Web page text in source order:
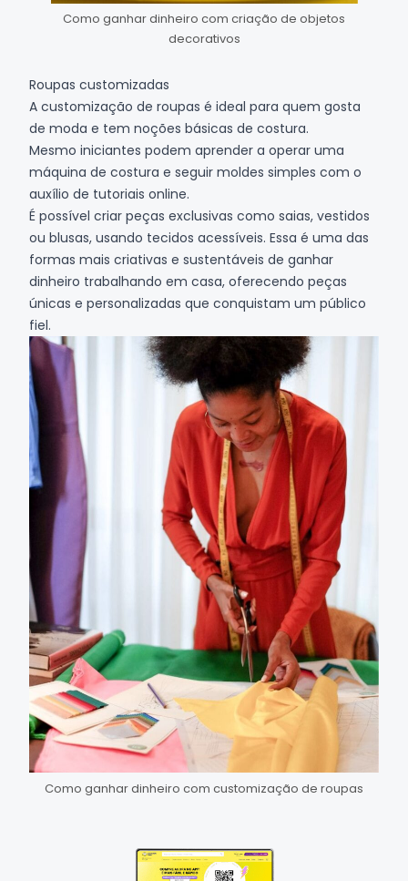
Como ganhar dinheiro com criação de objetos
decorativos
Roupas customizadas
A customização de roupas é ideal para quem gosta
de moda e tem noções básicas de costura.
Mesmo iniciantes podem aprender a operar uma
máquina de costura e seguir moldes simples com o
auxílio de tutoriais online.
É possível criar peças exclusivas como saias, vestidos
ou blusas, usando tecidos acessíveis. Essa é uma das
formas mais criativas e sustentáveis de ganhar
dinheiro trabalhando em casa, oferecendo peças
únicas e personalizadas que conquistam um público
fiel.
Como ganhar dinheiro com customização de roupas